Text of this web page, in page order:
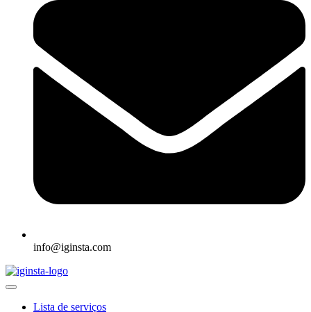
info@iginsta.com
Lista de serviços